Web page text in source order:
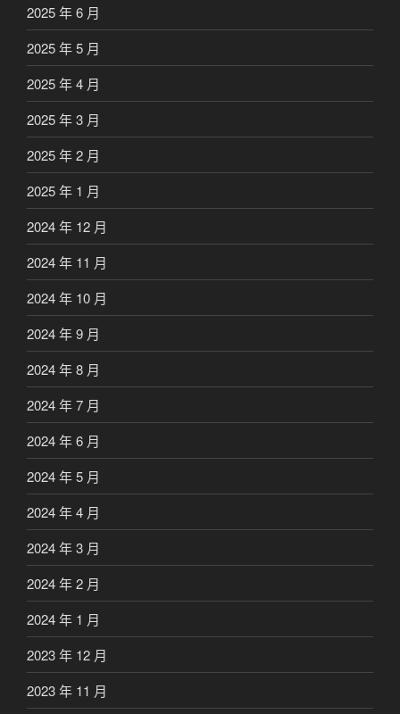
2025 年 6 月
2025 年 5 月
2025 年 4 月
2025 年 3 月
2025 年 2 月
2025 年 1 月
2024 年 12 月
2024 年 11 月
2024 年 10 月
2024 年 9 月
2024 年 8 月
2024 年 7 月
2024 年 6 月
2024 年 5 月
2024 年 4 月
2024 年 3 月
2024 年 2 月
2024 年 1 月
2023 年 12 月
2023 年 11 月